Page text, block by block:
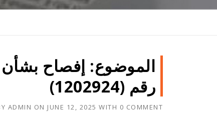
الموضوع: إفصاح بشأن
رقم (1202924)
ADMIN ON JUNE 12, 2025 WITH 0 COMMENT